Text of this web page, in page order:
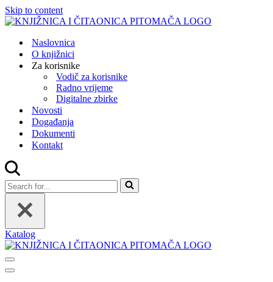
Skip to content
Naslovnica
O knjižnici
Za korisnike
Vodič za korisnike
Radno vrijeme
Digitalne zbirke
Novosti
Događanja
Dokumenti
Kontakt
Search
for...
Katalog
Navigation
Menu
Navigation